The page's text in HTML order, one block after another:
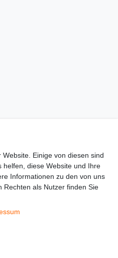
Einige von diesen sind
diese Website und Ihre
Informationen zu den von uns
Rechten als Nutzer finden Sie